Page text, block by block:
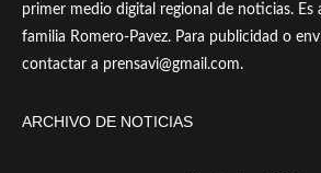
primer medio digital regional de noticias. Es
familia Romero-Pavez. Para publicidad o
contactar a prensavi@gmail.com.
ARCHIVO DE NOTICIAS